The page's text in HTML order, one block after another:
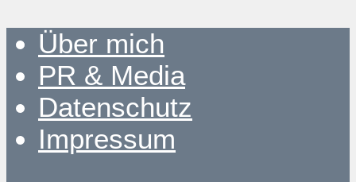
Über mich
PR & Media
Datenschutz
Impressum